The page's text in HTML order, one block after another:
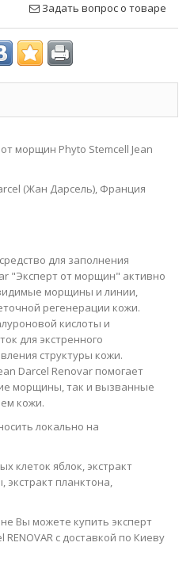
Задать вопрос о товаре
морщин Phyto Stemcell Jean
(Жан Дарсель), Франция
для заполнения
"Эксперт от морщин" активно
морщины и линии,
регенерации кожи.
кислоты и
для экстренного
структуры кожи.
Darcel Renovar помогает
морщины, так и вызванные
кожи.
локально на
клеток яблок, экстракт
экстракт планктона,
Вы можете купить эксперт
с доставкой по Киеву